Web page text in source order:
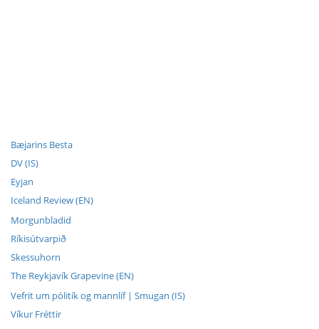
Bæjarins Besta
DV (IS)
Eyjan
Iceland Review (EN)
Morgunbladid
Ríkisútvarpið
Skessuhorn
The Reykjavík Grapevine (EN)
Vefrit um pólitík og mannlíf | Smugan (IS)
Víkur Fréttir